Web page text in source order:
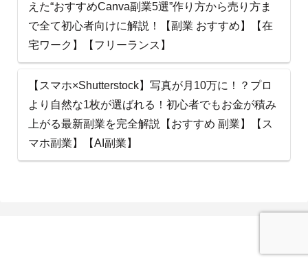
えた“おすすめCanva副業5選”作り方から売り方ま
で全て初心者向けに解説！【副業 おすすめ】【在
宅ワーク】【フリーランス】
【スマホ×Shutterstock】写真が月10万に！？プロ
より自然な1枚が選ばれる！初心者でもお金が積み
上がる最新副業を完全解説【おすすめ 副業】【ス
マホ副業】【AI副業】